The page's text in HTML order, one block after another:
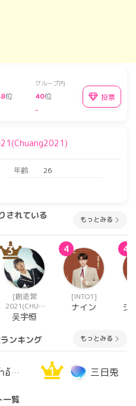
グループ内
位 40位
-
投票
年齢
26
されている
もっとみる
3
[創造営
2021(CHUA
NG2021)]
吴宇恒
4
[INTO1]
ナイン
4
ジ
ンキング もっとみる
อ้ายหนี่🐰🤍1 三日兎
一覧